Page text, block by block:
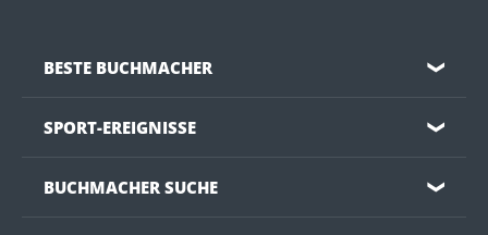
BESTE BUCHMACHER ❯
SPORT-EREIGNISSE ❯
BUCHMACHER SUCHE ❯